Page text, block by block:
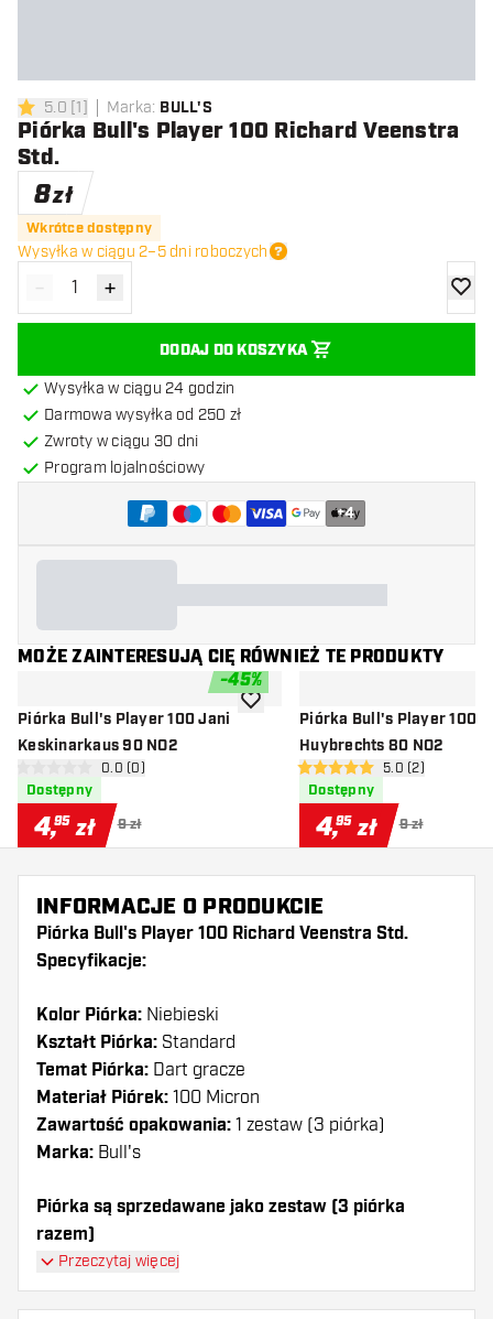
5 gwiazdki oceny
5.0 [1] Marka: BULL'S
Piórka Bull's Player 100 Richard Veenstra
Std.
8zł
Wkrótce dostępny
Wysyłka w ciągu 2–5 dni roboczych
Zmniejsz ilość
- Zwiększ ilość
+
DODAJ DO KOSZYKA
Wysyłka w ciągu 24 godzin
Darmowa wysyłka od 250 zł
Zwroty w ciągu 30 dni
Program lojalnościowy
+4
MOŻE ZAINTERESUJĄ CIĘ RÓWNIEŻ TE PRODUKTY
-45%
Piórka Bull's Player 100 Jani
Keskinarkaus 90 NO2
otwórz panel recenzji
0 gwiazdki oceny0.0 (0)
Dostępny
4,95 zł 9 zł
dodaj do listy życzeń
Piórka Bull's Player 100
Huybrechts 80 NO2
otwórz panel
5 gwiazdki oceny5.0 (2)
Dostępny
4,95 zł 9 zł
INFORMACJE O PRODUKCIE
Piórka Bull's Player 100 Richard Veenstra Std.
Specyfikacje:
Kolor Piórka: Niebieski
Kształt Piórka: Standard
Temat Piórka: Dart gracze
Materiał Piórek: 100 Micron
Zawartość opakowania: 1 zestaw (3 piórka)
Marka: Bull's
Piórka są sprzedawane jako zestaw (3 piórka
razem)
Dartshopper tip!
Przeczytaj więcej